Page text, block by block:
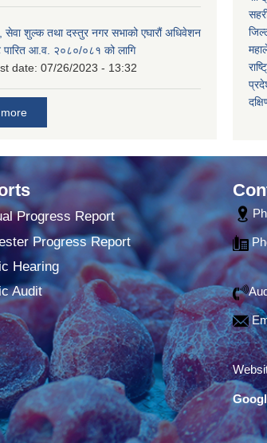
सेवा शुल्क तथा दस्तुर नगर सभाको एघारौं अधिवेशन
पारित आ.व. २०८०/०८१ को लागि
date: 07/26/2023 - 13:32
more
Progress Report
Progress Report
Hearing
Audit
01-